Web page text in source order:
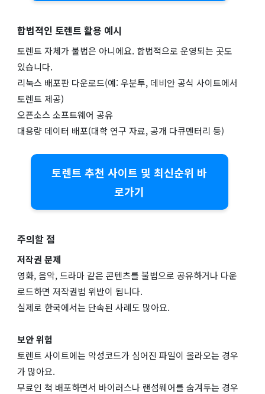
합법적인 토렌트 활용 예시
토렌트 자체가 불법은 아니에요. 합법적으로 운영되는 곳도
있습니다.
리눅스 배포판 다운로드(예: 우분투, 데비안 공식 사이트에서
토렌트 제공)
오픈소스 소프트웨어 공유
대용량 데이터 배포(대학 연구 자료, 공개 다큐멘터리 등)
토렌트 추천 사이트 및 최신순위 바
로가기
주의할 점
저작권 문제
영화, 음악, 드라마 같은 콘텐츠를 불법으로 공유하거나 다운
로드하면 저작권법 위반이 됩니다.
실제로 한국에서는 단속된 사례도 많아요.
보안 위험
토렌트 사이트에는 악성코드가 심어진 파일이 올라오는 경우
가 많아요.
무료인 척 배포하면서 바이러스나 랜섬웨어를 숨겨두는 경우